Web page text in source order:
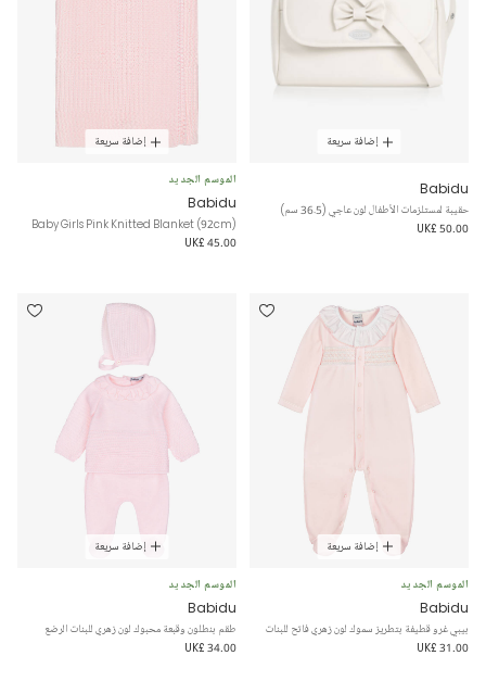
إضافة سريعة
Babidu
حقيبة لمستلزمات الأطفال لون عاجي (36.5 سم)
UK£ 50.00
إضافة سريعة
الموسم الجديد
Babidu
Baby Girls Pink Knitted Blanket (92cm)
UK£ 45.00
إضافة سريعة
الموسم الجديد
Babidu
بيبي غرو قطيفة بتطريز سموك لون زهري فاتح للبنات
UK£ 31.00
إضافة سريعة
الموسم الجديد
Babidu
طقم بنطلون وقبعة محبوك لون زهري للبنات الرضع
UK£ 34.00